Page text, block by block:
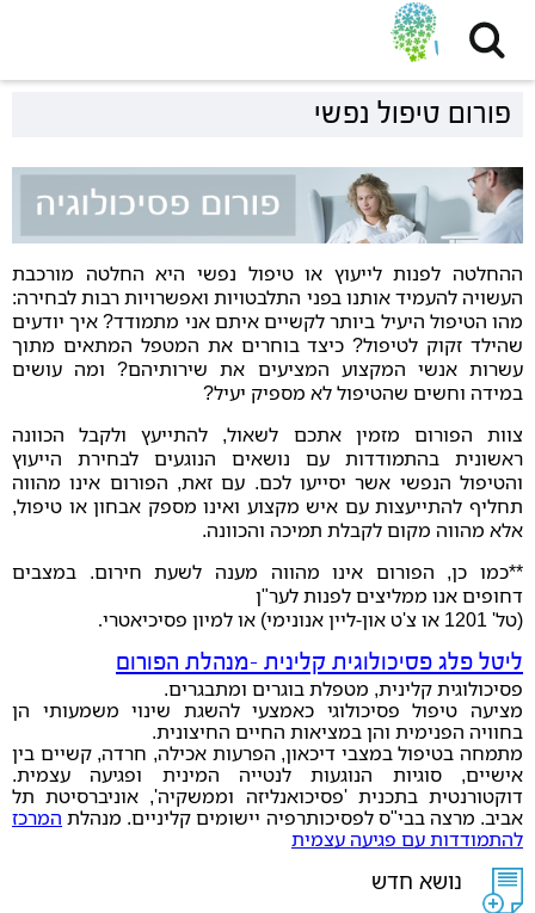
פורום טיפול נפשי
ההחלטה לפנות לייעוץ או טיפול נפשי היא החלטה מורכבת
העשויה להעמיד אותנו בפני התלבטויות ואפשרויות רבות לבחירה:
מהו הטיפול היעיל ביותר לקשיים איתם אני מתמודד? איך יודעים
שהילד זקוק לטיפול? כיצד בוחרים את המטפל המתאים מתוך
עשרות אנשי המקצוע המציעים את שירותיהם? ומה עושים
במידה וחשים שהטיפול לא מספיק יעיל?
צוות הפורום מזמין אתכם לשאול, להתייעץ ולקבל הכוונה
ראשונית בהתמודדות עם נושאים הנוגעים לבחירת הייעוץ
והטיפול הנפשי אשר יסייעו לכם. עם זאת, הפורום אינו מהווה
תחליף להתייעצות עם איש מקצוע ואינו מספק אבחון או טיפול,
אלא מהווה מקום לקבלת תמיכה והכוונה.
**כמו כן, הפורום אינו מהווה מענה לשעת חירום. במצבים
דחופים אנו ממליצים לפנות לער"ן
(טל' 1201 או צ'ט און-ליין אנונימי) או למיון פסיכיאטרי
.
ליטל פלג פסיכולוגית קלינית -מנהלת הפורום
פסיכולוגית קלינית, מטפלת בוגרים ומתבגרים.
מציעה טיפול פסיכולוגי כאמצעי להשגת שינוי משמעותי הן
בחוויה הפנימית והן במציאות החיים החיצונית.
מתמחה בטיפול במצבי דיכאון, הפרעות אכילה, חרדה, קשיים בין
אישיים, סוגיות הנוגעות לנטייה המינית ופגיעה עצמית.
דוקטורנטית בתכנית 'פסיכואנליזה וממשקיה', אוניברסיטת תל
אביב. מרצה בבי"ס לפסיכותרפיה יישומים קליניים. מנהלת המרכז
להתמודדות עם פגיעה עצמית
נושא חדש